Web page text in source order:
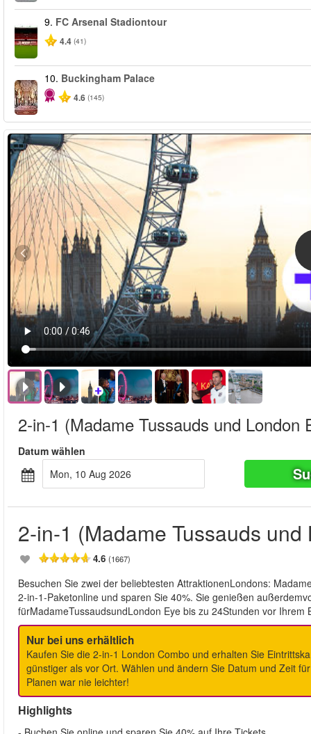
9. FC Arsenal Stadiontour
4.4 (41)
10. Buckingham Palace
4.6 (145)
2-in-1 (Madame Tussauds und London
Datum wählen
Mon, 10 Aug 2026
2-in-1 (Madame Tussauds und
4.6 (1667)
Besuchen Sie zwei der beliebtesten AttraktionenLondons:
2-in-1-Paketonline und sparen Sie 40%. Sie genießen
fürMadameTussaudsundLondon Eye bis zu 24Stunden vor Ihrem
Nur bei uns erhältlich
Kaufen Sie die 2-in-1 London Combo und erhalten Sie
günstiger als vor Ort. Wählen und ändern Sie Datum und Zeit
Planen war nie leichter!
Highlights